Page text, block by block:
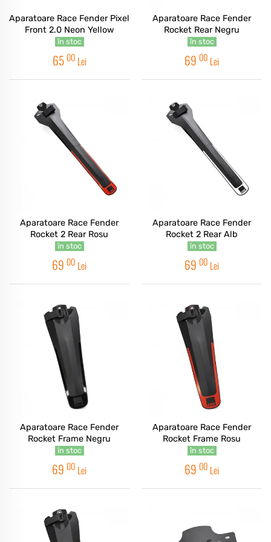
Aparatoare Race Fender Pixel
Front 2.0 Neon Yellow
în stoc
65 00 Lei
Aparatoare Race Fender
Rocket Rear Negru
în stoc
69 00 Lei
Aparatoare Race Fender
Rocket 2 Rear Rosu
în stoc
69 00 Lei
Aparatoare Race Fender
Rocket 2 Rear Alb
în stoc
69 00 Lei
Aparatoare Race Fender
Rocket Frame Negru
în stoc
69 00 Lei
Aparatoare Race Fender
Rocket Frame Rosu
în stoc
69 00 Lei